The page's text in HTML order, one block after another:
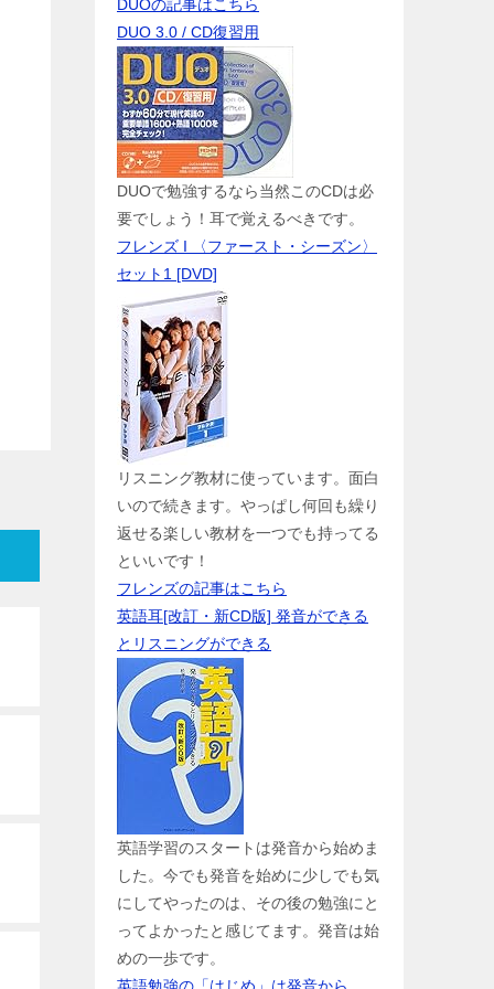
DUOの記事はこちら
DUO 3.0 / CD復習用
DUOで勉強するなら当然このCDは必
要でしょう！耳で覚えるべきです。
フレンズ I 〈ファースト・シーズン〉
セット1 [DVD]
リスニング教材に使っています。面白
いので続きます。やっぱし何回も繰り
返せる楽しい教材を一つでも持ってる
といいです！
フレンズの記事はこちら
英語耳[改訂・新CD版] 発音ができる
とリスニングができる
英語学習のスタートは発音から始めま
した。今でも発音を始めに少しでも気
にしてやったのは、その後の勉強にと
ってよかったと感じてます。発音は始
めの一歩です。
英語勉強の「はじめ」は発音から